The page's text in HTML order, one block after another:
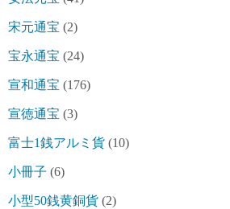
宋元通宝 (2)
宝永通宝 (24)
宣和通宝 (176)
宣徳通宝 (3)
富士1銭アルミ貨 (10)
小冊子 (6)
小型50銭黄銅貨 (2)